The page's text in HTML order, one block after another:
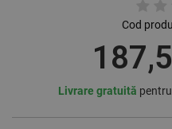
Cod
Livrare gratuită